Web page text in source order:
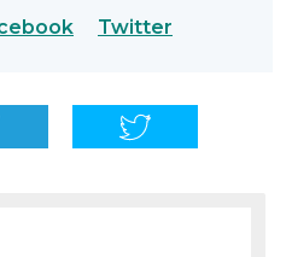
Twitter